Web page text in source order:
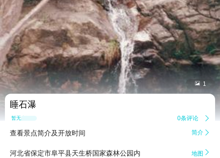
 1
睡石瀑
暂无点评 0条评论 
查看景点简介及开放时间 简介 
河北省保定市阜平县天生桥国家森林公园内 地图 
